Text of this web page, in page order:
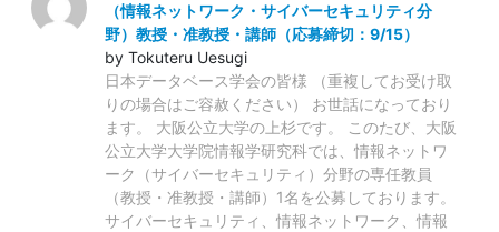
（情報ネットワーク・サイバーセキュリティ分
野）教授・准教授・講師（応募締切：9/15）
by Tokuteru Uesugi
日本データベース学会の皆様 （重複してお受け取
りの場合はご容赦ください） お世話になっており
ます。 大阪公立大学の上杉です。 このたび、大阪
公立大学大学院情報学研究科では、情報ネットワ
ーク（サイバーセキュリティ）分野の専任教員
（教授・准教授・講師）1名を公募しております。
サイバーセキュリティ、情報ネットワーク、情報